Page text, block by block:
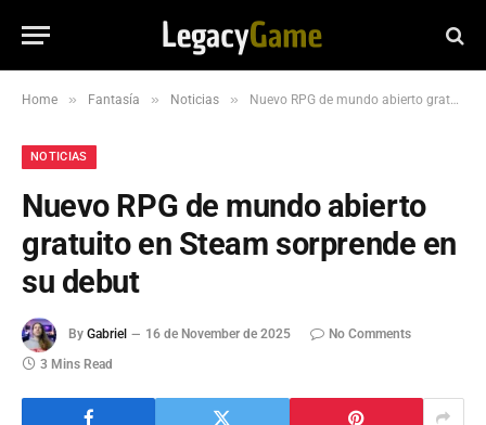
Home » Fantasía » Noticias » Nuevo RPG de mundo abierto gratuito en Steam sorprende en su debut
NOTICIAS
Nuevo RPG de mundo abierto
gratuito en Steam sorprende en
su debut
By Gabriel 16 de November de 2025
No Comments
3 Mins Read